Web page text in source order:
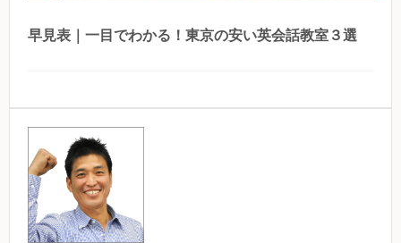
早見表｜一目でわかる！東京の安い英会話教室３選